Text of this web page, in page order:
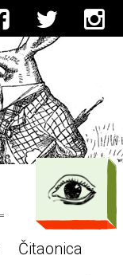
Čitaonica